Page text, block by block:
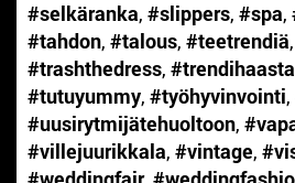
#selkäranka, #slippers, #spa,
#tahdon, #talous, #teetrendiä,
#trashthedress,
#tutuyummy, #työhyvinvointi,
#uusirytmijätehuoltoon,
#villejuurikkala, #vintage,